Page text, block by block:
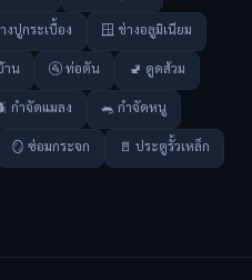
งปูกระเบื้อง 🪟 ช่างอลูมิเนียม
าน 🚰 ท่อตัน 🚽 ดูดส้วม
กำจัดแมลง 🐀 กำจัดหนู
🪞 ซ่อมกระจก 🚪 ประตูรั้วเหล็ก